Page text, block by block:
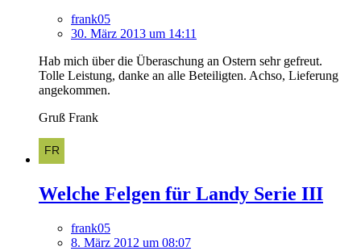
frank05
30. März 2013 um 14:11
Hab mich über die Überaschung an Ostern sehr gefreut.
Tolle Leistung, danke an alle Beteiligten. Achso, Lieferung
angekommen.
Gruß Frank
Welche Felgen für Landy Serie III
frank05
8. März 2012 um 08:07